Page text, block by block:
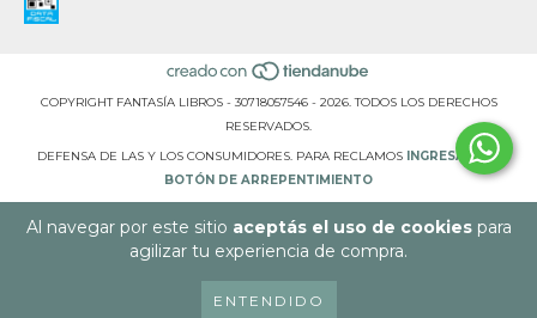
Al navegar por este sitio aceptás el uso de cookiespara
agilizar tu experiencia de compra.
ENTENDIDO
COPYRIGHT FANTASÍA LIBROS - 30718057546 - 2026. TODOS LOS DERECHOS
RESERVADOS.
DEFENSA DE LAS Y LOS CONSUMIDORES. PARA RECLAMOS
INGRESÁ ACÁ.
BOTÓN DE ARREPENTIMIENTO